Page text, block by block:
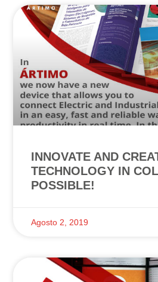
INNOVATE AND
TECHNOLOGY IN
POSSIBLE!
Agosto 2, 2019